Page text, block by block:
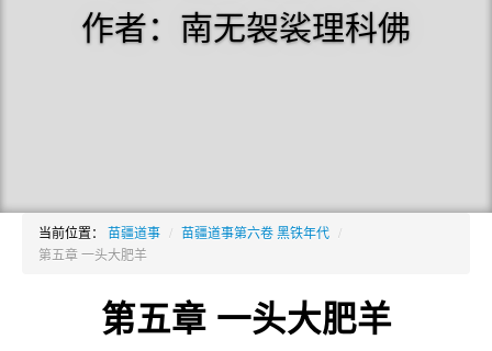
作者：南无袈裟理科佛
当前位置： 苗疆道事 / 苗疆道事第六卷 黑铁年代 /
第五章 一头大肥羊
第五章 一头大肥羊